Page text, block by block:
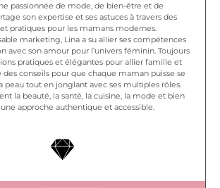
passionnée de mode, de bien-être et de
son expertise et ses astuces à travers des
pratiques pour les mamans modernes.
marketing, Lina a su allier ses compétences
avec son amour pour l’univers féminin. Toujours
pratiques et élégantes pour allier famille et
des conseils pour que chaque maman puisse se
peau tout en jonglant avec ses multiples rôles.
la beauté, la santé, la cuisine, la mode et bien
approche authentique et accessible.